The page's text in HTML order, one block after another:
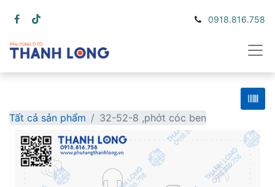
0918.816.758
Tất cả sản phẩm 32-52-8 ,phớt cóc ben